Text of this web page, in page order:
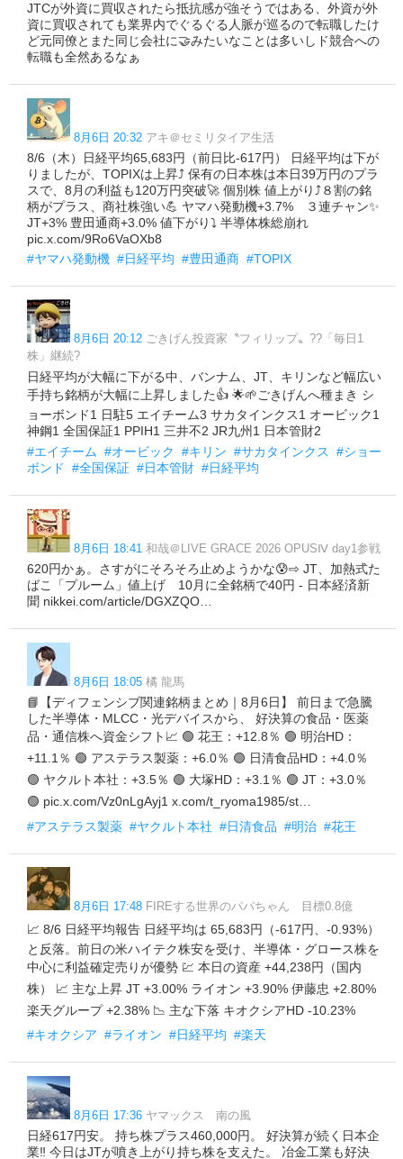
JTCが外資に買収されたら抵抗感が強そうではある、外資が外
資に買収されても業界内でぐるぐる人脈が巡るので転職したけ
ど元同僚とまた同じ会社に🤝みたいなことは多いしド競合への
転職も全然あるなぁ
8月6日 20:32 アキ＠セミリタイア生活
8/6（木）日経平均65,683円（前日比-617円） 日経平均は下が
りましたが、TOPIXは上昇⤴️ 保有の日本株は本日39万円のプラ
スで、8月の利益も120万円突破🚀 個別株 値上がり⤴️８割の銘
柄がプラス、商社株強い💪 ヤマハ発動機+3.7% ３連チャン✨
JT+3% 豊田通商+3.0% 値下がり⤵️ 半導体株総崩れ
pic.x.com/9Ro6VaOXb8
#ヤマハ発動機 #日経平均 #豊田通商 #TOPIX
8月6日 20:12 ごきげん投資家〝フィリップ〟??「毎日1
株」継続?
日経平均が大幅に下がる中、バンナム、JT、キリンなど幅広い
手持ち銘柄が大幅に上昇しました👍️ ​🌟🌱ごきげんへ種まき ​シ
ョーボンド1 日駐5 エイチーム3 サカタインクス1 オービック1
神鋼1 全国保証1 PPIH1 三井不2 JR九州1 日本管財2
#エイチーム #オービック #キリン #サカタインクス
#ショー
ボンド
#全国保証 #日本管財 #日経平均
8月6日 18:41 和哉＠LIVE GRACE 2026 OPUSⅣ day1参戦
620円かぁ。さすがにそろそろ止めようかな😰⇨ JT、加熱式た
ばこ「プルーム」値上げ 10月に全銘柄で40円 - 日本経済新
聞 nikkei.com/article/DGXZQO…
8月6日 18:05 橘 龍馬
📘【ディフェンシブ関連銘柄まとめ｜8月6日】 前日まで急騰
した半導体・MLCC・光デバイスから、 好決算の食品・医薬
品・通信株へ資金シフト📈 🟢 花王：+12.8％ 🟢 明治HD：
+11.1％ 🟢 アステラス製薬：+6.0％ 🟢 日清食品HD：+4.0％
🟢 ヤクルト本社：+3.5％ 🟢 大塚HD：+3.1％ 🟢 JT：+3.0％
🟢 pic.x.com/Vz0nLgAyj1 x.com/t_ryoma1985/st…
#アステラス製薬 #ヤクルト本社 #日清食品 #明治 #花王
8月6日 17:48 FIREする世界のパパちゃん 目標0.8億
📈 8/6 日経平均報告 日経平均は 65,683円（-617円、-0.93%）
と反落。前日の米ハイテク株安を受け、半導体・グロース株を
中心に利益確定売りが優勢 💹 本日の資産 +44,238円（国内
株） 📈 主な上昇 JT +3.00% ライオン +3.90% 伊藤忠 +2.80%
楽天グループ +2.38% 📉 主な下落 キオクシアHD -10.23%
#キオクシア #ライオン #日経平均 #楽天
8月6日 17:36 ヤマックス 南の風
日経617円安。 持ち株プラス460,000円。 好決算が続く日本企
業‼️ 今日はJTが噴き上がり持ち株を支えた。 冶金工業も好決